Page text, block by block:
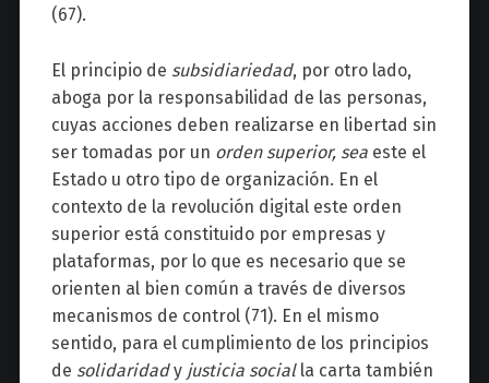
(67).
El principio de subsidiariedad, por otro lado,
aboga por la responsabilidad de las personas,
cuyas acciones deben realizarse en libertad sin
ser tomadas por un orden superior, seaeste el
Estado u otro tipo de organización. En el
contexto de la revolución digital este orden
superior está constituido por empresas y
plataformas, por lo que es necesario que se
orienten al bien común a través de diversos
mecanismos de control (71). En el mismo
sentido, para el cumplimiento de los principios
de solidaridady justicia social la carta también